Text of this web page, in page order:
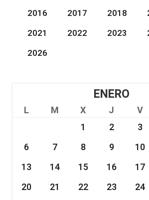
2016
2017 2018
2021 2022 2023
2026
ENERO
L M X J V
1
2 3
6
7 8 9 10
13
14 15 16 17
20
21 22 23 24